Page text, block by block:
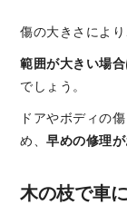
傷の大きさにより
範囲が大きい場
でしょう。
ドアやボディの
め、 早めの修理
木の枝で車